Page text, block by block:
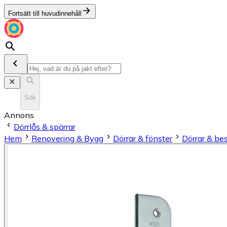
Fortsätt till huvudinnehåll
Sök
Annons
Dörrlås & spärrar
Hem
Renovering & Bygg Dörrar & fönster Dörrar &